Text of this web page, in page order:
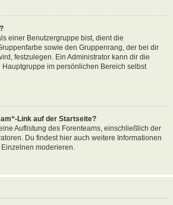
einer Benutzergruppe bist, dient die
sowie den Gruppenrang, der bei dir
festzulegen. Ein Administrator kann dir die
im persönlichen Bereich selbst
Link auf der Startseite?
Auflistung des Forenteams, einschließlich der
Du findest hier auch weitere Informationen
moderieren.